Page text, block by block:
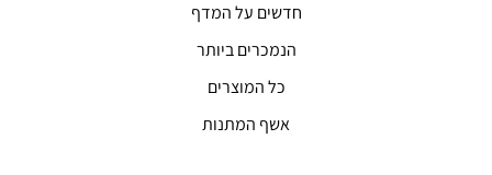
חדשים על המדף
הנמכרים ביותר
כל המוצרים
אשף המתנות